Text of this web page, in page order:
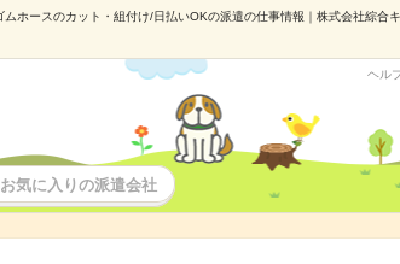
ムホースのカット・組付け/日払いOKの派遣の仕事情報｜株式会社綜
ヘル
お気に入りの派遣会社